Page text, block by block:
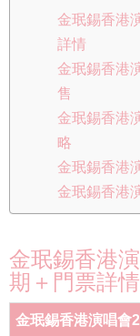
金珉錫香港
詳情
金珉錫香港
售
金珉錫香港
略
金珉錫香港
金珉錫香港
金珉錫香港
期＋門票詳情
金珉錫香港演唱會